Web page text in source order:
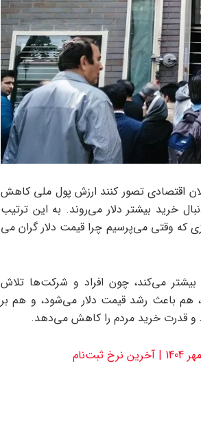
اقتصادی تصور کنند ارزش پول ملی کاهش
خرید بیشتر دلار می‌روند. به این ترتیب
که وقتی می‌پرسیم چرا قیمت دلار گران می
را بیشتر می‌کند، چون افراد و شرکت‌ها تلاش
هم باعث رشد قیمت دلار می‌شود، و هم بر
و قدرت خرید مردم را کاهش می‌دهد.